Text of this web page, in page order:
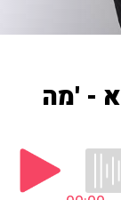
- 'מה